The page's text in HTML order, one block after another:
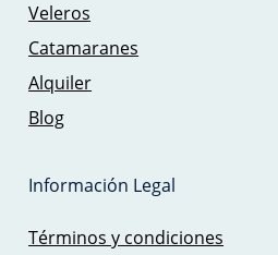
Veleros
Catamaranes
Alquiler
Blog
Información Legal
Términos y condiciones